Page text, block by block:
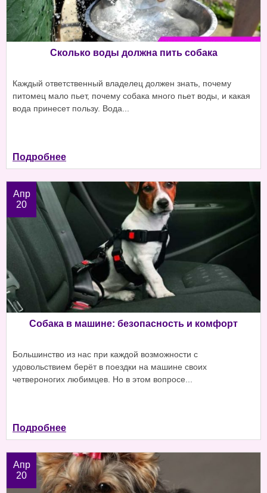
Сколько воды должна пить собака
Каждый ответственный владелец должен знать, почему
питомец мало пьет, почему собака много пьет воды, и какая
вода принесет пользу. Вода...
Подробнее
Апр
20
Собака в машине: безопасность и комфорт
Большинство из нас при каждой возможности с
удовольствием берёт в поездки на машине своих
четвероногих любимцев. Но в этом вопросе...
Подробнее
Апр
20